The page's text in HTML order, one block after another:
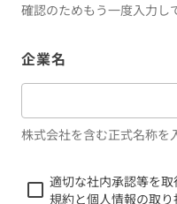
確認のためもう一度入力し
企業名
株式会社を含む正式名称を
適切な社内承認等を取
規約と個人情報の取